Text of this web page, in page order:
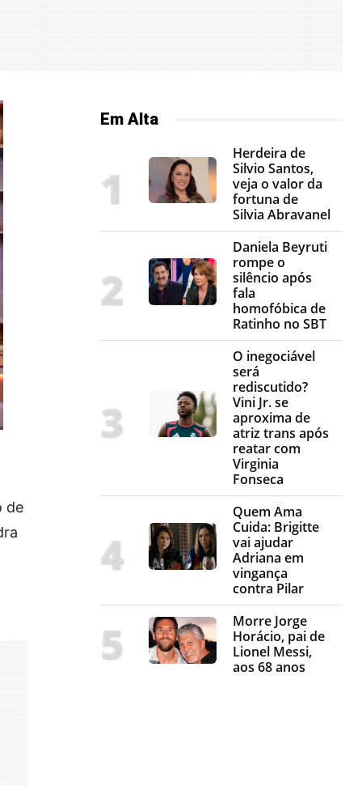
de
Em Alta
Herdeira de
Silvio Santos,
veja o valor da
fortuna de
Silvia Abravanel
Daniela Beyruti
rompe o
silêncio após
fala
homofóbica de
Ratinho no SBT
O inegociável
será
rediscutido?
Vini Jr. se
aproxima de
atriz trans após
reatar com
Virginia
Fonseca
Quem Ama
Cuida: Brigitte
vai ajudar
Adriana em
vingança
contra Pilar
Morre Jorge
Horácio, pai de
Lionel Messi,
aos 68 anos